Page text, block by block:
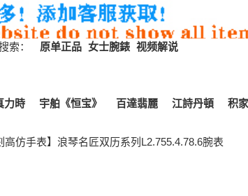
索： 原单正品 女士腕錶 视频解说
力時 宇舶《恒宝》 百達翡麗 江詩丹頓 积家
仿手表】浪琴名匠双历系列L2.755.4.78.6腕表